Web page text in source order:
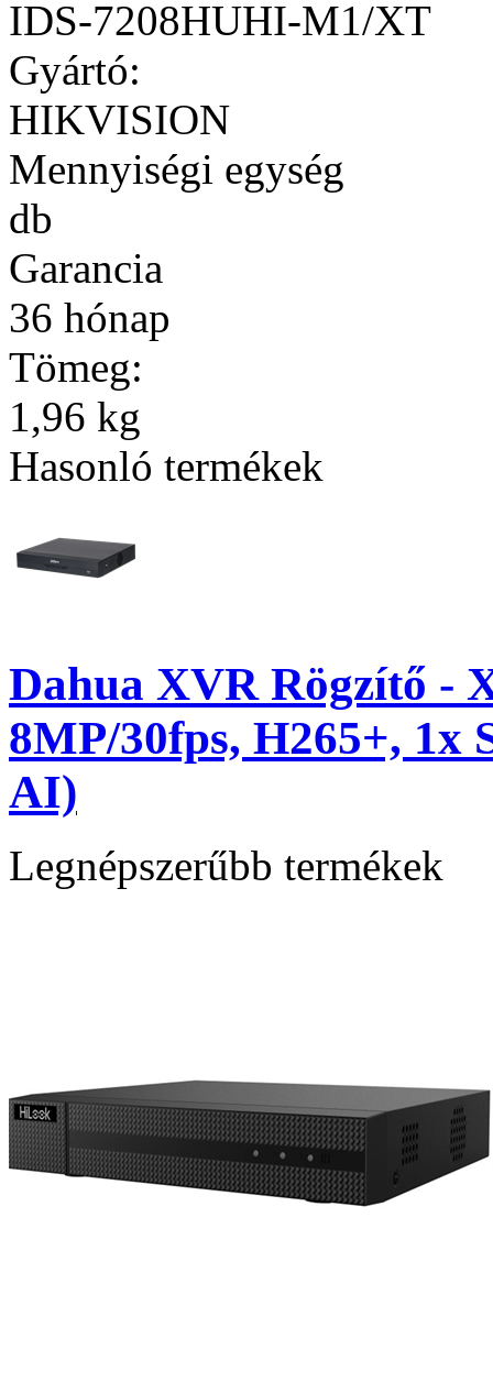
IDS-7208HUHI-M1/XT
Gyártó:
HIKVISION
Mennyiségi egység
db
Garancia
36 hónap
Tömeg:
1,96 kg
Hasonló termékek
Dahua XVR Rögzítő -
8MP/30fps, H265+,
AI)
Legnépszerűbb termékek